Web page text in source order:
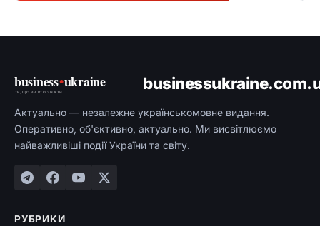
business•ukraine
ТЕ, ЩО ВАРТО ЗНАТИ
Актуально — незалежне українськомовне видання.
Оперативно, об'єктивно, актуально. Ми висвітлюємо
найважливіші події України та світу.
РУБРИКИ